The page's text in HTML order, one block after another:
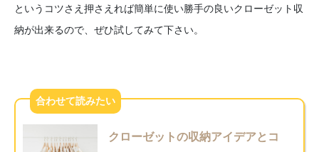
というコツさえ押さえれば簡単に使い勝手の良いクローゼット収
納が出来るので、ぜひ試してみて下さい。
クローゼットの収納アイデアとコ